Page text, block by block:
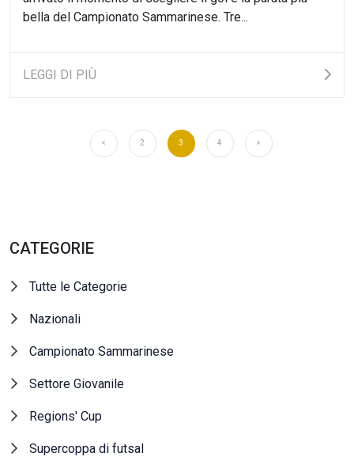
bella del Campionato Sammarinese. Tre...
LEGGI DI PIÙ
< 2 3 4 >
CATEGORIE
Tutte le Categorie
Nazionali
Campionato Sammarinese
Settore Giovanile
Regions' Cup
Supercoppa di futsal